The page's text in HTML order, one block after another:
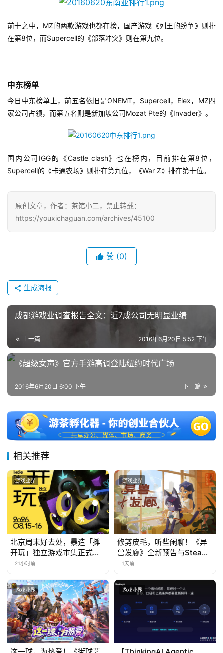
奖
3
游
对
接
站
文
(
前十之中，MZ的两款游戏也都在榜，国产游戏《列王的纷争》则排
在第8位，而Supercell的《部落冲突》则在第九位。
中东榜单
今日中东榜单上，前五名依旧是ONEMT，Supercell，Elex，MZ四
家公司占领，而第五名则是新加坡公司Mozat Pte的《Invader》。
国内公司IGG的《Castle clash》也在榜内，目前排在第8位，
Supercell的《卡通农场》则排在第九位，《War Z》排在第十位。
原创文章，作者：茶馆小二，禁止转载：
https://youxichaguan.com/archives/45100
赞 (0)
生成海报
成都游戏业调查报告全文：近7成公司无明显业绩
上一篇 2016年6月20日 5:52 下午
《超级女声》官方手游高调登陆纽约时代广场
下一篇
2016年6月20日 6:00 下午
相关推荐
游戏业界
北京周末好去处，暴造「摊
开玩」独立游戏市集正式开
票！
21小时前
游戏业界
修剪皮毛，听些闲聊！《异
兽发廊》全新预告与Steam
免费试玩公开
1天前
游戏业界 游戏业界